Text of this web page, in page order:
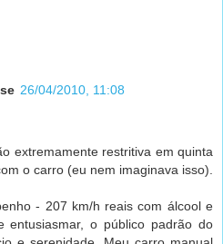
26/04/2010, 11:08
extremamente restritiva em quinta
o carro (eu nem imaginava isso).
- 207 km/h reais com álcool e
entusiasmar, o público padrão do